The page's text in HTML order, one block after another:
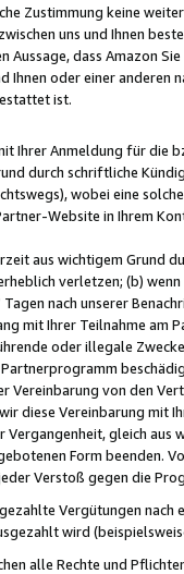
Zustimmung keine
uns und Ihnen
dass Amazon
Ihnen oder einer
ist.
Ihrer Anmeldung für die
durch schriftliche
wobei eine
Website in Ihrem
aus wichtigem Grund
verletzen; (b)
nach unserer
mit Ihrer Teilnahme am
oder illegale
Vereinbarung von den
diese Vereinbarung mit
Vergangenheit, gleich
Form beenden.
Verstoß gegen die
Vergütungen
wird
alle Rechte und